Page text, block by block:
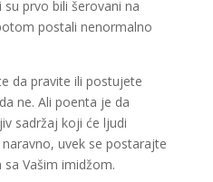
su prvo bili šerovani na
postali nenormalno
da pravite ili postujete
ne. Ali poenta je da
sadržaj koji će ljudi
uvek se postarajte
Vašim imidžom.